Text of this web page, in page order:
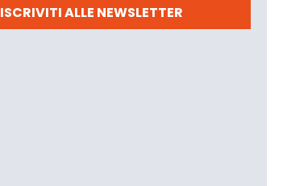
ISCRIVITI ALLE NEWSLETTER